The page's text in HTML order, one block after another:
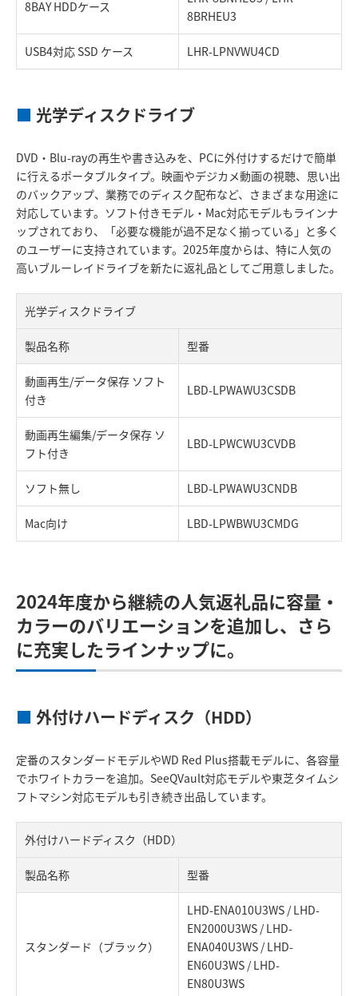
8BAY HDDケース
8BRHEU3
USB4対応 SSD ケース LHR-LPNVWU4CD
■ 光学ディスクドライブ
DVD・Blu-rayの再生や書き込みを、PCに外付けするだけで簡単
に行えるポータブルタイプ。映画やデジカメ動画の視聴、思い出
のバックアップ、業務でのディスク配布など、さまざまな用途に
対応しています。ソフト付きモデル・Mac対応モデルもラインナ
ップされており、「必要な機能が過不足なく揃っている」と多く
のユーザーに支持されています。2025年度からは、特に人気の
高いブルーレイドライブを新たに返礼品としてご用意しました。
光学ディスクドライブ
製品名称 型番
動画再生/データ保存 ソフト
付き
LBD-LPWAWU3CSDB
動画再生編集/データ保存 ソ
フト付き
LBD-LPWCWU3CVDB
ソフト無し LBD-LPWAWU3CNDB
Mac向け LBD-LPWBWU3CMDG
2024年度から継続の人気返礼品に容量・
カラーのバリエーションを追加し、さら
に充実したラインナップに。
■ 外付けハードディスク（HDD）
定番のスタンダードモデルやWD Red Plus搭載モデルに、各容量
でホワイトカラーを追加。SeeQVault対応モデルや東芝タイムシ
フトマシン対応モデルも引き続き出品しています。
外付けハードディスク（HDD）
製品名称 型番
スタンダード（ブラック）
LHD-ENA010U3WS / LHD-
EN2000U3WS / LHD-
ENA040U3WS / LHD-
EN60U3WS / LHD-
EN80U3WS